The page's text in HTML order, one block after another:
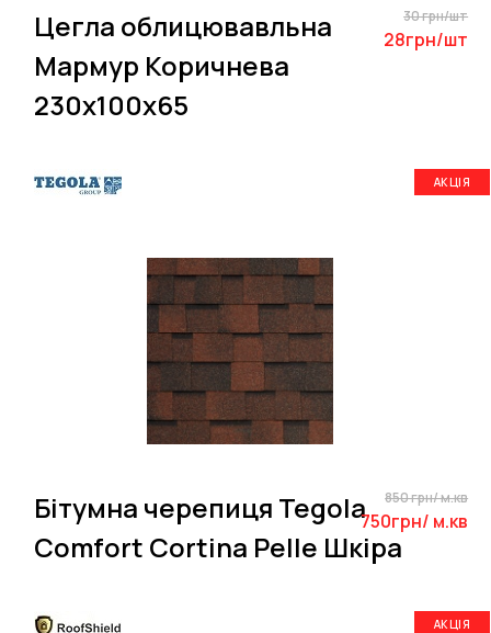
Цегла облицювавльна
Мармур Коричнева
230х100х65
30 грн/шт
28грн/шт
АКЦІЯ
Бітумна черепиця Tegola
Comfort Cortina Pelle Шкіра
850 грн/ м.кв
750грн/ м.кв
АКЦІЯ